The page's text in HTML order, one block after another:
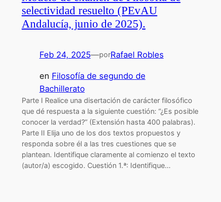
selectividad resuelto (PEvAU
Andalucía, junio de 2025).
Feb 24, 2025—porRafael Robles
en Filosofía de segundo de
Bachillerato
Parte I Realice una disertación de carácter filosófico
que dé respuesta a la siguiente cuestión: “¿Es posible
conocer la verdad?” (Extensión hasta 400 palabras).
Parte II Elija uno de los dos textos propuestos y
responda sobre él a las tres cuestiones que se
plantean. Identifique claramente al comienzo el texto
(autor/a) escogido. Cuestión 1.ª: Identifique…